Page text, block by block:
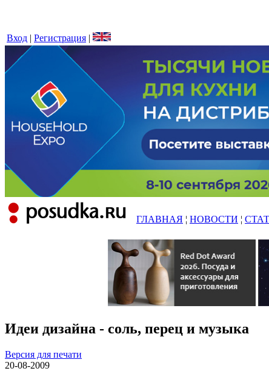
Вход | Регистрация |
ГЛАВНАЯ ¦ НОВОСТИ ¦
Идеи дизайна - соль, перец и музыка
Версия для печати
20-08-2009